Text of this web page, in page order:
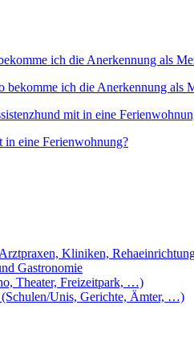
ich die Anerkennung als
bekomme ich die Anerkennung als
mit in eine
in eine Ferienwohnung?
Kliniken,
Gastronomie
Theater, Freizeitpark, …)
Unis, Gerichte, Ämter, …)